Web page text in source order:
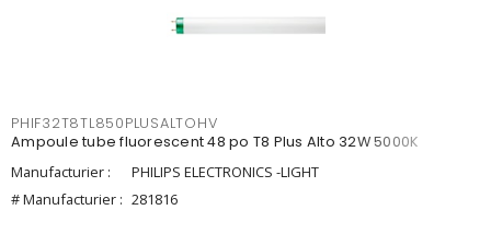
PHIF32T8TL850PLUSALTOHV
Ampoule tube fluorescent 48 po T8 Plus Alto 32W 5000K
Manufacturier :
PHILIPS ELECTRONICS -LIGHT
# Manufacturier : 281816